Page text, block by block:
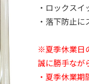
・ロックスイ
・落下防止に
※夏季休業日
誠に勝手なが
・夏季休業期